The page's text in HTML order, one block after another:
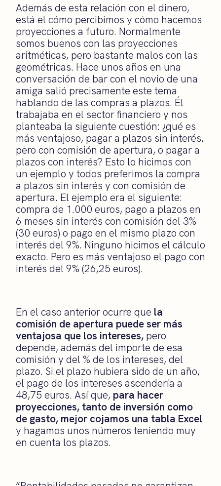
Además de esta relación con el dinero,
está el cómo percibimos y cómo hacemos
proyecciones a futuro. Normalmente
somos buenos con las proyecciones
aritméticas, pero bastante malos con las
geométricas. Hace unos años en una
conversación de bar con el novio de una
amiga salió precisamente este tema
hablando de las compras a plazos. Él
trabajaba en el sector financiero y nos
planteaba la siguiente cuestión: ¿qué es
más ventajoso, pagar a plazos sin interés,
pero con comisión de apertura, o pagar a
plazos con interés? Esto lo hicimos con
un ejemplo y todos preferimos la compra
a plazos sin interés y con comisión de
apertura. El ejemplo era el siguiente:
compra de 1.000 euros, pago a plazos en
6 meses sin interés con comisión del 3%
(30 euros) o pago en el mismo plazo con
interés del 9%. Ninguno hicimos el cálculo
exacto. Pero es más ventajoso el pago con
interés del 9% (26,25 euros).
En el caso anterior ocurre que la
comisión de apertura puede ser más
ventajosa que los intereses, pero
depende, además del importe de esa
comisión y del % de los intereses, del
plazo. Si el plazo hubiera sido de un año,
el pago de los intereses ascendería a
48,75 euros. Así que, para hacer
proyecciones, tanto de inversión como
de gasto, mejor cojamos una tabla Excel
y hagamos unos números teniendo muy
en cuenta los plazos.